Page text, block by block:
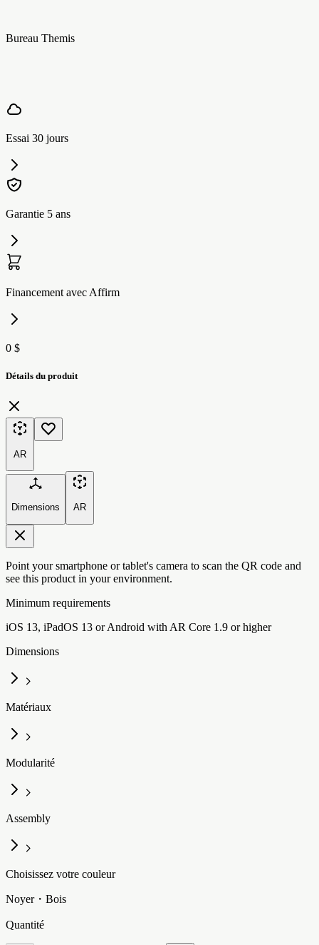
Bureau Themis
Essai 30 jours
Garantie 5 ans
Financement avec Affirm
0 $
Détails du produit
AR
Dimensions AR
Point your smartphone or tablet's camera to scan the QR code and
see this product in your environment.
Minimum requirements
iOS 13, iPadOS 13 or Android with AR Core 1.9 or higher
Dimensions
Matériaux
Modularité
Assembly
Choisissez votre couleur
Noyer・Bois
Quantité